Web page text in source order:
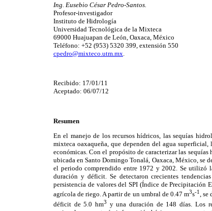
Ing. Eusebio César Pedro-Santos.
Profesor-investigador
Instituto de Hidrología
Universidad Tecnológica de la Mixteca
69000 Huajuapan de León, Oaxaca, México
Teléfono: +52 (953) 5320 399, extensión 550
cpedro@mixteco.utm.mx
Recibido: 17/01/11
Aceptado: 06/07/12
Resumen
En el manejo de los recursos hídricos, las sequías
mixteca oaxaqueña, que dependen del agua
económicas. Con el propósito de caracterizar las
ubicada en Santo Domingo Tonalá, Oaxaca, México, se
el periodo comprendido entre 1972 y 2002. Se utilizó
duración y déficit. Se detectaron crecientes
persistencia de valores del SPI (Índice de Precipitación
agrícola de riego. A partir de un umbral de 0.47 m3s-1, se
déficit de 5.0 hm3 y una duración de 148 días. Los